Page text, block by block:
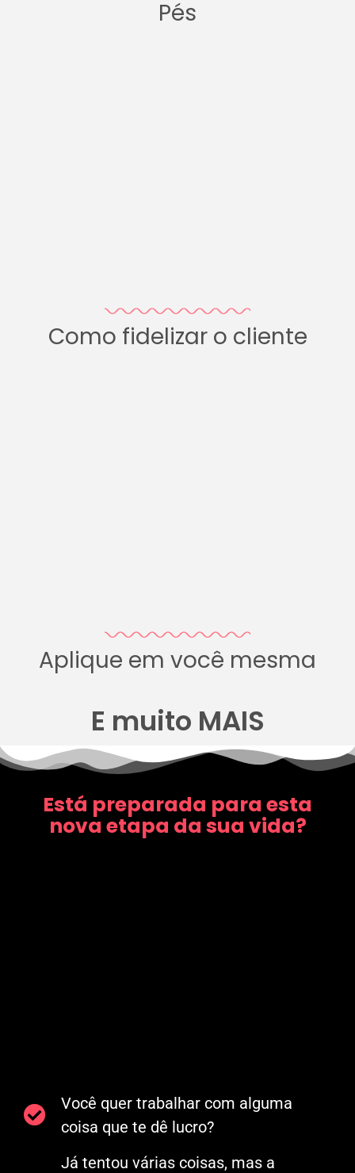
Pés
Como fidelizar o cliente
Aplique em você mesma
E muito MAIS
Está preparada para esta
nova etapa da sua vida?
Você quer trabalhar com alguma
coisa que te dê lucro?
Já tentou várias coisas, mas a